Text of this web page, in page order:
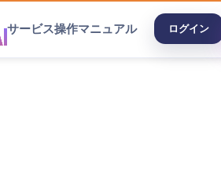
サービス操作マニュアル ログイン